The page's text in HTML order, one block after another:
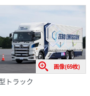
画像(69枚)
トラック